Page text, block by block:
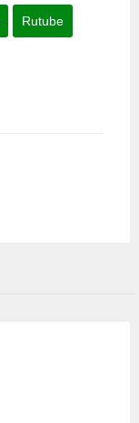
Rutube